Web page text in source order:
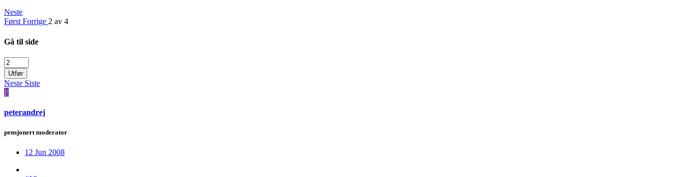
Neste
Først Forrige 2 av 4
Gå til side
Utfør
Neste Siste
P
peterandrej
pensjonert moderator
12 Jun 2008